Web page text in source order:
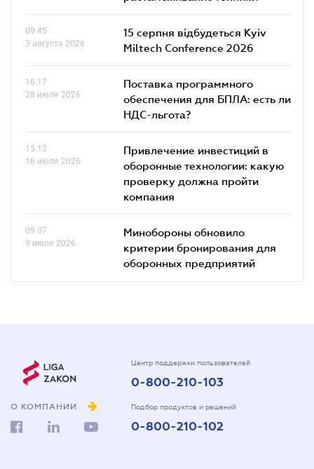
09.45
3 августа 2026
15 серпня відбудеться Kyiv
Miltech Conference 2026
16.17
28 июля 2026
Поставка программного
обеспечения для БПЛА: есть ли
НДС-льгота?
15.12
16 июля 2026
Привлечение инвестиций в
оборонные технологии: какую
проверку должна пройти
компания
09.07
9 июля 2026
Минобороны обновило
критерии бронирования для
оборонных предприятий
О КОМПАНИИ
Центр поддержки пользователей
0-800-210-103
Подбор продуктов и решений
0-800-210-102